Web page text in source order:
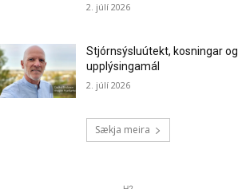
2. júlí 2026
Stjórnsýsluútekt, kosningar og
upplýsingamál
2. júlí 2026
Sækja meira